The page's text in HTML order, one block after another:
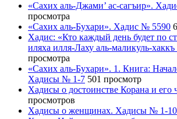
«Сахих аль-Джами’ ас-сагъир».
просмотра
«Сахих аль-Бухари». Хадис № 5590
Хадис: «Кто каждый день будет по
иляха илля-Лаху аль-маликуль-
просмотра
«Сахих аль-Бухари». 1. Книга:
Хадисы № 1-7 501 просмотр
Хадисы о достоинстве Корана и его
просмотров
Хадисы о женщинах. Хадисы № 1-